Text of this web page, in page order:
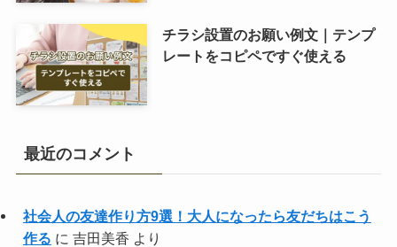
チラシ設置のお願い例文｜テンプ
レートをコピペですぐ使える
最近のコメント
社会人の友達作り方9選！大人になったら友だちはこう
作る に 吉田美香 より